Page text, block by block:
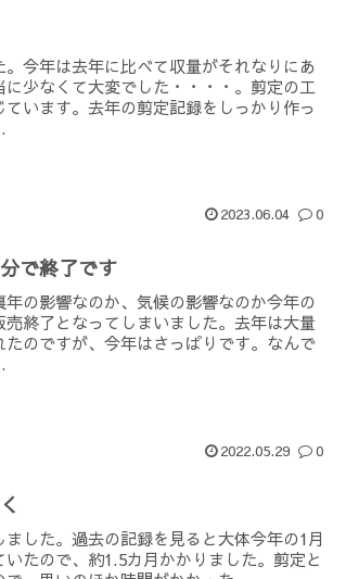
今年は去年に比べて収量がそれなりにあ
少なくて大変でした・・・・。剪定の工
います。去年の剪定記録をしっかり作っ
2023.06.04 0
で終了です
の影響なのか、気候の影響なのか今年の
終了となってしまいました。去年は大量
のですが、今年はさっぱりです。なんで
2022.05.29 0
した。過去の記録を見ると大体今年の1月
たので、約1.5カ月かかりました。剪定と